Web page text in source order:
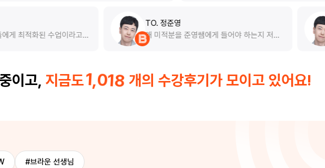
도와주시는 것에 사고의 확장
다!
다는 마인드로 공부하라고 하실 정도로 이 방
식이 옳다는 확고한 믿음을 가지셨으며 그 믿
하는 것이 처음에는 어색하고 믿어도 될지 의
문이 들 수도 있지만 끝까지 믿고 따르신다면
노베이스 학생들에게 최적화된 수업이라고
자부할 수 있습니다! 편입수학을 한번 봤던
니다
왜 미적분을 준영쌤에게 들어야 하
는 사례로 말씀드리겠습니다. 저는
강사님 강의를 듣다가 7월쯤?에 아
법이 저와 맞지 않는 것 같아서 준영
이고, 지금도1,018 개의 수강후기가 모이고 있어요!
#브라운 선생님